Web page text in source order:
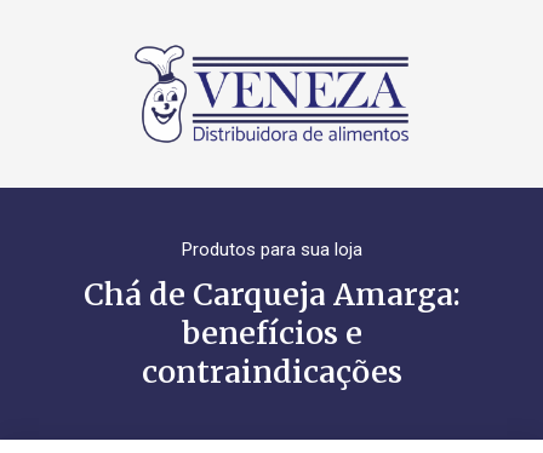
Produtos para sua loja
Chá de Carqueja Amarga:
benefícios e
contraindicações